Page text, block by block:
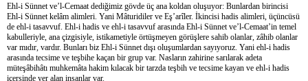
Ehl-i Sünnet ve’l-Cemaat dediğimiz gövde üç ana koldan oluşuyor: Bunlardan birincisi
Ehl-i Sünnet kelâm alimleri. Yani Mâturidiler ve Eş’arîler. İkincisi hadis alimleri, üçüncüsü
de ehl-i tasavvuf. Ehl-i hadis ve ehl-i tasavvuf arasında Ehl-i Sünnet ve’l-Cemaat’in temel
kabulleriyle, ana çizgisiyle, istikametiyle örtüşmeyen görüşlere sahib olanlar, zâhib olanlar
var mıdır, vardır. Bunları biz Ehl-i Sünnet dışı oluşumlardan sayıyoruz. Yani ehl-i hadis
arasında tecsime ve teşbihe kaçan bir grup var. Nasların zahirine sarılarak adeta
müteşâbihâtı muhkemâta hakim kılacak bir tarzda teşbih ve tecsime kayan ve ehl-i hadis
içersinde yer alan insanlar var.